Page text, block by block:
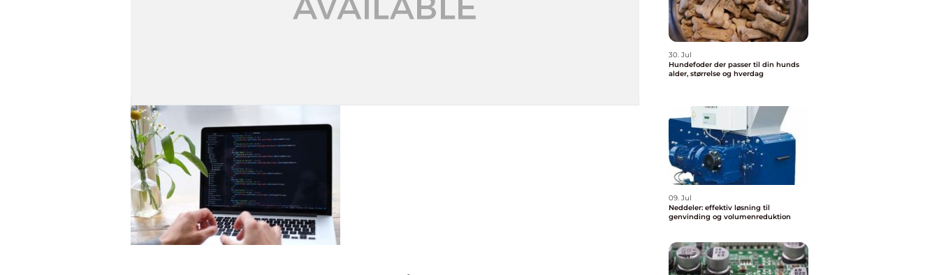
30. Jul
Hundefoder der passer til din hunds
alder, størrelse og hverdag
09. Jul
Neddeler: effektiv løsning til
genvinding og volumenreduktion